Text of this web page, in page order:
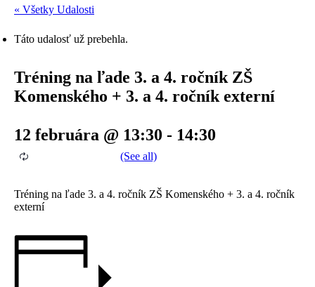
« Všetky Udalosti
Táto udalosť už prebehla.
Tréning na ľade 3. a 4. ročník ZŠ
Komenského + 3. a 4. ročník externí
12 februára @ 13:30 - 14:30
Tréning na ľade 3. a 4. ročník ZŠ Komenského + 3. a 4. ročník
externí